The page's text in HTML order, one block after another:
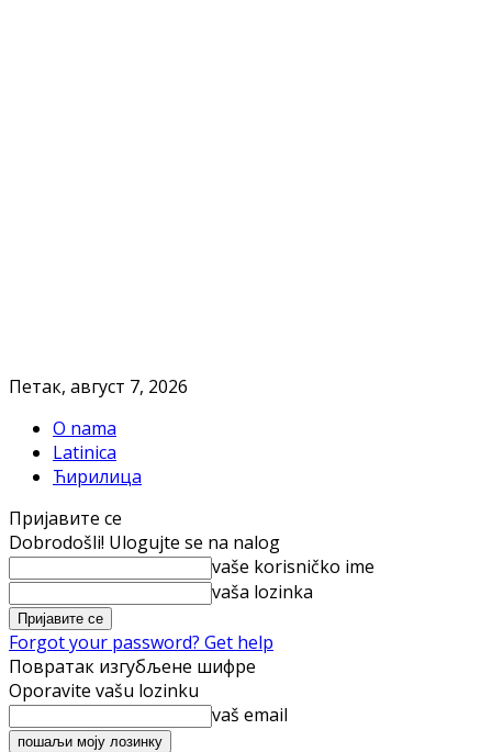
Петак, август 7, 2026
O nama
Latinica
Ћирилица
Пријавите се
Dobrodošli! Ulogujte se na nalog
vaše korisničko ime
vaša lozinka
Forgot your password? Get help
Повратак изгубљене шифре
Oporavite vašu lozinku
vaš email